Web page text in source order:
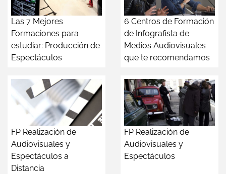
Las 7 Mejores
Formaciones para
estudiar: Producción de
Espectáculos
6 Centros de Formación
de Infografista de
Medios Audiovisuales
que te recomendamos
FP Realización de
Audiovisuales y
Espectáculos a
Distancia
FP Realización de
Audiovisuales y
Espectáculos